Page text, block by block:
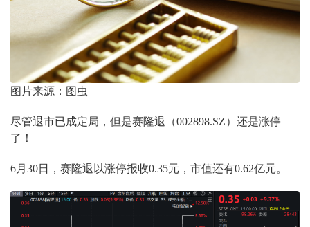
图片来源：图虫
尽管退市已成定局，但是赛隆退（002898.SZ）还是涨停
了！
6月30日，赛隆退以涨停报收0.35元，市值还有0.62亿元。